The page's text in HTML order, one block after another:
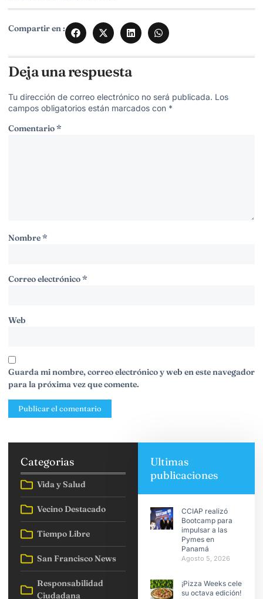
Compartir en :
Deja una respuesta
Tu dirección de correo electrónico no será publicada. Los
campos obligatorios están marcados con *
Comentario*
Nombre*
Correo electrónico*
Web
Guarda mi nombre, correo electrónico y web en este navegador
para la próxima vez que comente.
Categorias
Vida y Salud
Vecino Destacado
Tiempo Libre
San Francisco News
Responsabilidad
Ciudadana
Ultimas
publicaciones
CCIAP realizó
Bootcamp para
impulsar a las
Pymes en
Panamá
Agosto 5, 2026
¡Pizza Weeks celebra
su octava edición!